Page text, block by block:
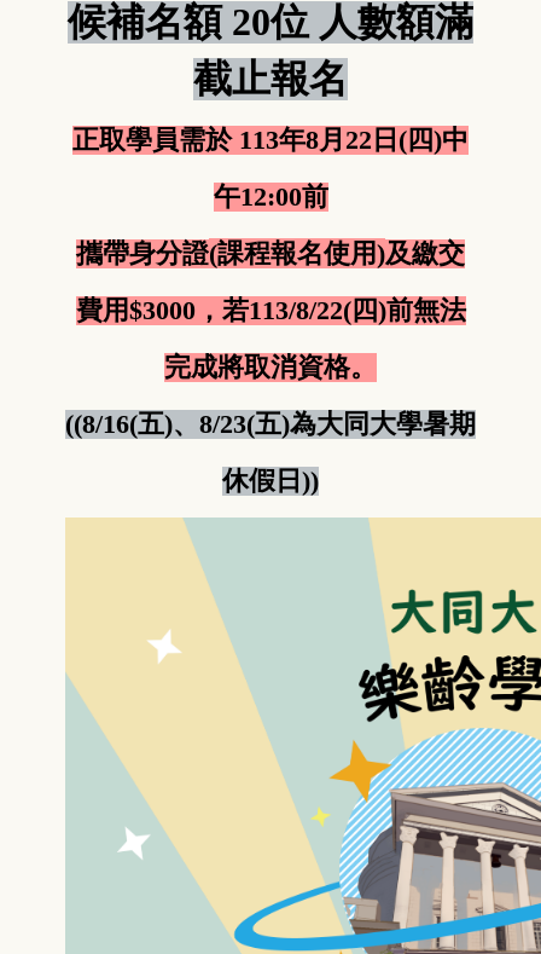
候補名額 20位 人數額滿
截止報名
正取學員需於 113年8月22日(四)中
午12:00前
攜帶身分證(課程報名使用)及繳交
費用$3000，若113/8/22(四)前無法
完成將取消資格。
((8/16(五)、8/23(五)為大同大學暑期
休假日))